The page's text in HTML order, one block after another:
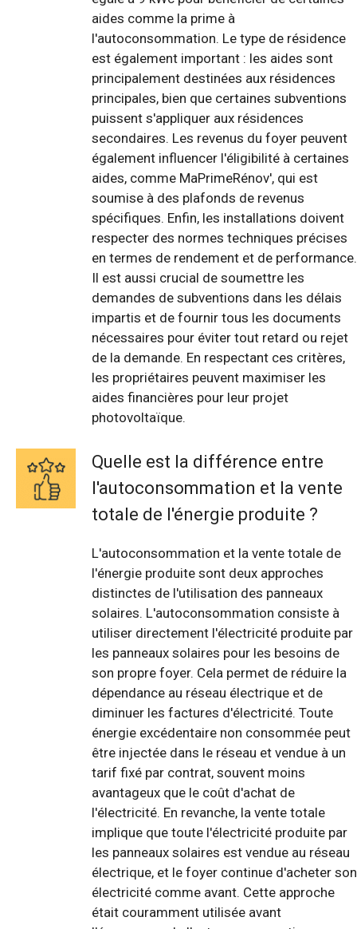
aides comme la prime à
l'autoconsommation. Le type de résidence
est également important : les aides sont
principalement destinées aux résidences
principales, bien que certaines subventions
puissent s'appliquer aux résidences
secondaires. Les revenus du foyer peuvent
également influencer l'éligibilité à certaines
aides, comme MaPrimeRénov', qui est
soumise à des plafonds de revenus
spécifiques. Enfin, les installations doivent
respecter des normes techniques précises
en termes de rendement et de performance.
Il est aussi crucial de soumettre les
demandes de subventions dans les délais
impartis et de fournir tous les documents
nécessaires pour éviter tout retard ou rejet
de la demande. En respectant ces critères,
les propriétaires peuvent maximiser les
aides financières pour leur projet
photovoltaïque.
Quelle est la différence entre
l'autoconsommation et la vente
totale de l'énergie produite ?
L'autoconsommation et la vente totale de
l'énergie produite sont deux approches
distinctes de l'utilisation des panneaux
solaires. L'autoconsommation consiste à
utiliser directement l'électricité produite par
les panneaux solaires pour les besoins de
son propre foyer. Cela permet de réduire la
dépendance au réseau électrique et de
diminuer les factures d'électricité. Toute
énergie excédentaire non consommée peut
être injectée dans le réseau et vendue à un
tarif fixé par contrat, souvent moins
avantageux que le coût d'achat de
l'électricité. En revanche, la vente totale
implique que toute l'électricité produite par
les panneaux solaires est vendue au réseau
électrique, et le foyer continue d'acheter son
électricité comme avant. Cette approche
était couramment utilisée avant